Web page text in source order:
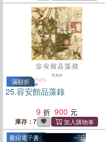
滿額折
25.容安館品藻錄
9
900
庫存：7
書紐電子書